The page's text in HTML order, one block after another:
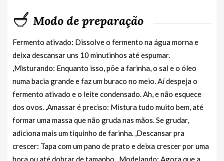
Modo de preparação
Fermento ativado: Dissolve o fermento na água morna e
deixa descansar uns 10 minutinhos até espumar.
,Misturando: Enquanto isso, põe a farinha, o sal e o óleo
numa bacia grande e faz um buraco no meio. Aí despeja o
fermento ativado e o leite condensado. Ah, e não esquece
dos ovos. ,Amassar é preciso: Mistura tudo muito bem, até
formar uma massa que não gruda nas mãos. Se grudar,
adiciona mais um tiquinho de farinha. ,Descansar pra
crescer: Tapa com um pano de prato e deixa crescer por uma
hora ou até dobrar de tamanho. ,Modelando: Agora que a